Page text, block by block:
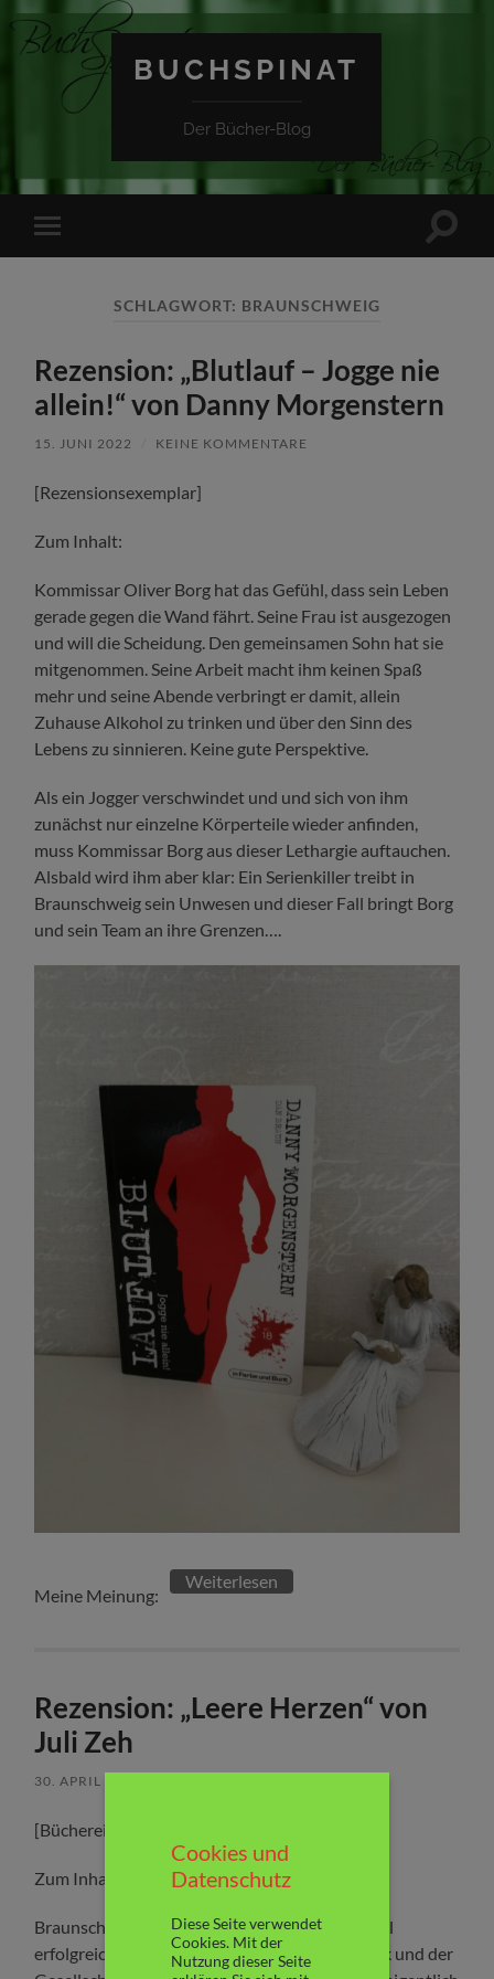
BUCHSPINAT
Der Bücher-Blog
Mobile-
Menü
SCHLAGWORT: BRAUNSCHWEIG
Rezension: „Blutlauf – Jogge nie
allein!“ von Danny Morgenstern
15. JUNI 2022 KEINE KOMMENTARE
[Rezensionsexemplar]
Zum Inhalt:
Kommissar Oliver Borg hat das Gefühl, dass sein Leben
gerade gegen die Wand fährt. Seine Frau ist ausgezogen
und will die Scheidung. Den gemeinsamen Sohn hat sie
mitgenommen. Seine Arbeit macht ihm keinen Spaß
mehr und seine Abende verbringt er damit, allein
Zuhause Alkohol zu trinken und über den Sinn des
Lebens zu sinnieren. Keine gute Perspektive.
Als ein Jogger verschwindet und und sich von ihm
zunächst nur einzelne Körperteile wieder anfinden,
muss Kommissar Borg aus dieser Lethargie auftauchen.
Alsbald wird ihm aber klar: Ein Serienkiller treibt in
Braunschweig sein Unwesen und dieser Fall bringt Borg
und sein Team an ihre Grenzen….
Meine Meinung:
Weiterlesen
Rezension: „Leere Herzen“ von
Juli Zeh
30. APRIL 2022
[Büchereiexemplar]
Zum Inhalt:
Braunschweig in naher Zukunft. Britta – offiziell
erfolgreiche Heilpraktikerin – ist von der Politik und der
Cookies und
Datenschutz
Diese Seite verwendet
Cookies. Mit der
Nutzung dieser Seite